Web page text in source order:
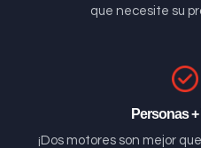
que necesite su
Personas
¡Dos motores son mejor